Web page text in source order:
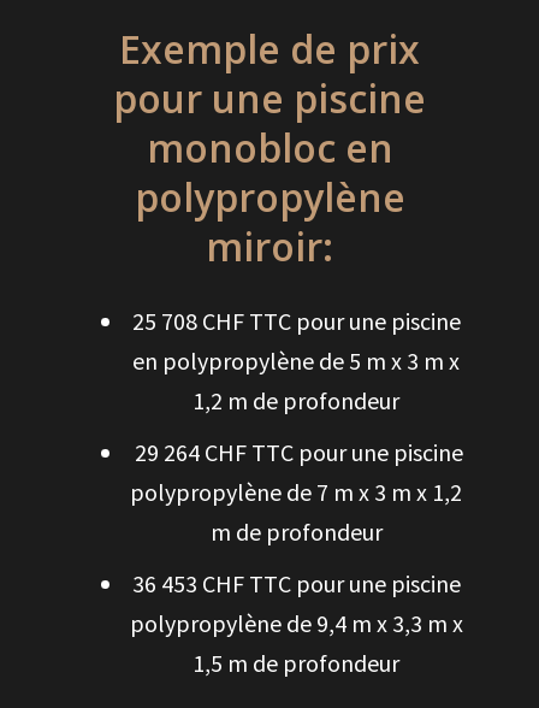
Exemple de prix
pour une piscine
monobloc en
polypropylène
miroir:
25 708 CHF TTC pour une piscine
en polypropylène de 5 m x 3 m x
1,2 m de profondeur
29 264 CHF TTC pour une piscine
polypropylène de 7 m x 3 m x 1,2
m de profondeur
36 453 CHF TTC pour une piscine
polypropylène de 9,4 m x 3,3 m x
1,5 m de profondeur